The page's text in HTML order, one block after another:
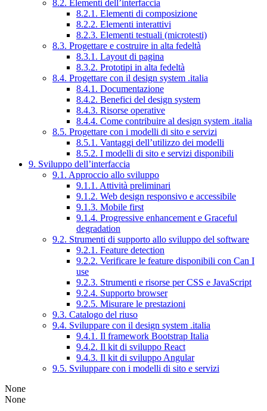
8.2. Elementi dell’interfaccia
8.2.1. Elementi di composizione
8.2.2. Elementi interattivi
8.2.3. Elementi testuali (microtesti)
8.3. Progettare e costruire in alta fedeltà
8.3.1. Layout di pagina
8.3.2. Prototipi in alta fedeltà
8.4. Progettare con il design system .italia
8.4.1. Documentazione
8.4.2. Benefici del design system
8.4.3. Risorse operative
8.4.4. Come contribuire al design system .italia
8.5. Progettare con i modelli di sito e servizi
8.5.1. Vantaggi dell’utilizzo dei modelli
8.5.2. I modelli di sito e servizi disponibili
9. Sviluppo dell’interfaccia
9.1. Approccio allo sviluppo
9.1.1. Attività preliminari
9.1.2. Web design responsivo e accessibile
9.1.3. Mobile first
9.1.4. Progressive enhancement e Graceful
degradation
9.2. Strumenti di supporto allo sviluppo del software
9.2.1. Feature detection
9.2.2. Verificare le feature disponibili con Can I
use
9.2.3. Strumenti e risorse per CSS e JavaScript
9.2.4. Supporto browser
9.2.5. Misurare le prestazioni
9.3. Catalogo del riuso
9.4. Sviluppare con il design system .italia
9.4.1. Il framework Bootstrap Italia
9.4.2. Il kit di sviluppo React
9.4.3. Il kit di sviluppo Angular
9.5. Sviluppare con i modelli di sito e servizi
None
None